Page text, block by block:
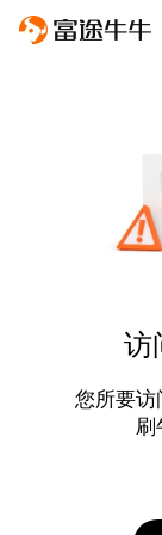
访
您所要访
刷